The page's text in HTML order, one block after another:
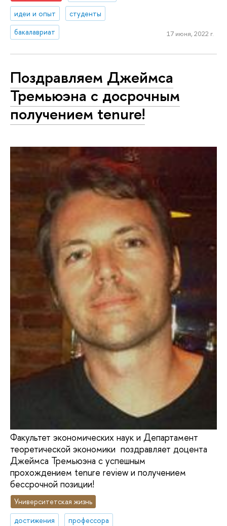
идеи и опыт
студенты
бакалавриат
17 июня, 2022 г.
Поздравляем Джеймса
Тремьюэна с досрочным
получением tenure!
Факультет экономических наук и Департамент
теоретической экономики поздравляет доцента
Джеймса Тремьюэна с успешным
прохождением tenure review и получением
бессрочной позиции!
Университетская жизнь
достижения
профессора